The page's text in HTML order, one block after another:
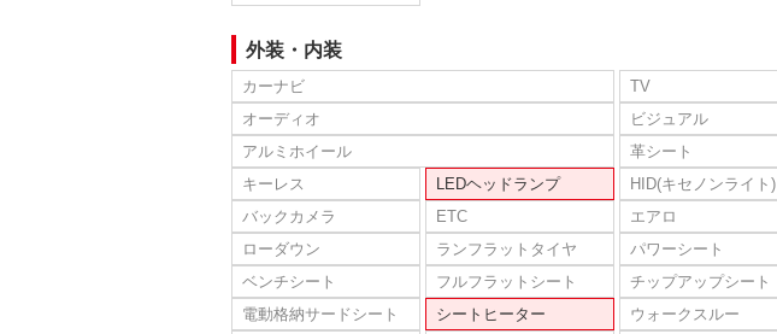
外装・内装
カーナビ
TV
オーディオ
ビジュアル
アルミホイール
革シート
キーレス
LEDヘッドランプ HID(キセノンライト)
バックカメラ
ETC エアロ
ローダウン
ランフラットタイヤ パワーシート
ベンチシート
フルフラットシート チップアップシート
電動格納サードシート
シートヒーター ウォークスルー